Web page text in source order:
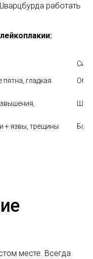
работать
гладкая
+ язвы, трещины
месте. Всегда